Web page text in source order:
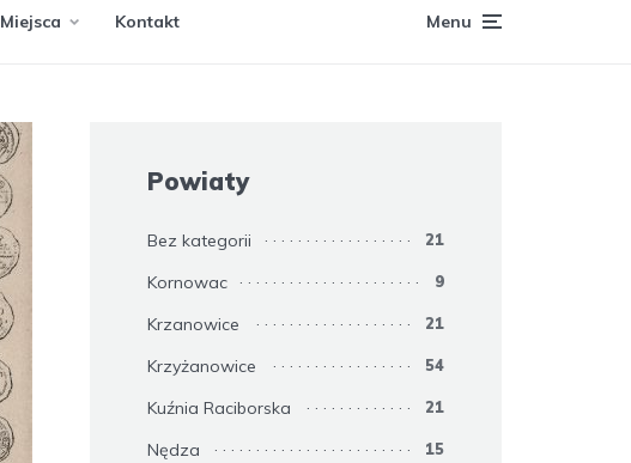
Miejsca Kontakt Menu
Powiaty
Bez kategorii 21
Kornowac 9
Krzanowice 21
Krzyżanowice 54
Kuźnia Raciborska 21
Nędza 15